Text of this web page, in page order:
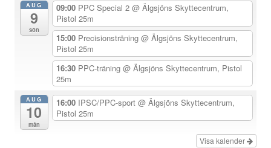
g
g
AUG
9
sön
09:00 PPC Special 2 @ Älgsjöns Skyttecentrum,
Pistol 25m
15:00 Precisionsträning @ Älgsjöns Skyttecentrum,
Pistol 25m
16:30 PPC-träning @ Älgsjöns Skyttecentrum, Pistol
25m
AUG
10
mån
16:00 IPSC/PPC-sport @ Älgsjöns Skyttecentrum,
Pistol 25m
Visa kalender